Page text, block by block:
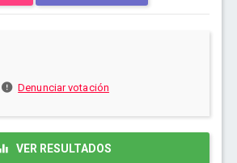
Denunciar votación
VER RESULTADOS